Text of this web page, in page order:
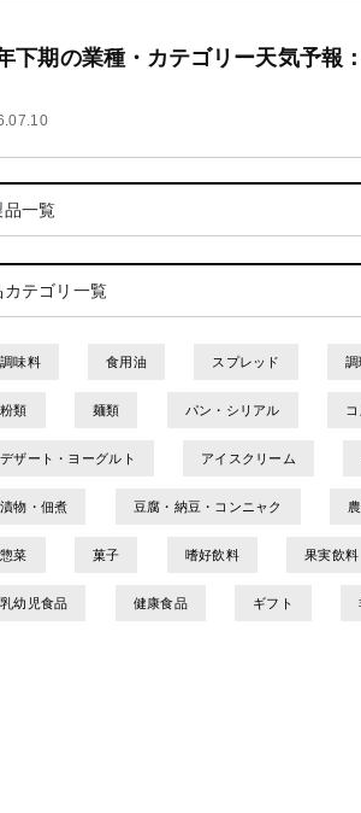
下期の業種・カテゴリー天気予
品一覧
カテゴリ一覧
調味料 食用油 スプレッド 調
粉類 麺類 パン・シリアル
デザート・ヨーグルト アイスクリーム
漬物・佃煮 豆腐・納豆・コンニャク
惣菜 菓子 嗜好飲料 果実飲料
乳幼児食品 健康食品 ギフト